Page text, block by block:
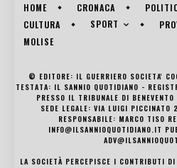
HOME CRONACA
CULTURA
SPORT
MOLISE
© EDITORE: IL GUERRIERO SOCIETA'
TESTATA: IL SANNIO QUOTIDIANO -
PRESSO IL TRIBUNALE DI
SEDE LEGALE: VIA LUIGI PICCINATO
RESPONSABILE: MARCO TISO
INFO@ILSANNIOQUOTIDIANO.IT
LA SOCIETÀ PERCEPISCE I CONTRIBUTI